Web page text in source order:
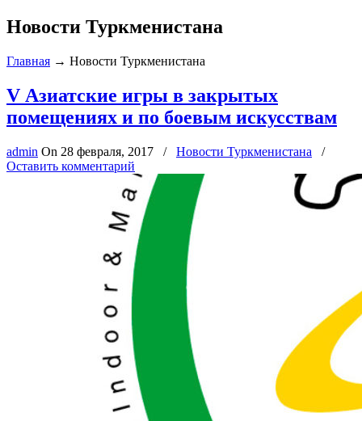
Новости Туркменистана
Главная → Новости Туркменистана
V Азиатские игры в закрытых
помещениях и по боевым искусствам
admin On 28 февраля, 2017 / Новости Туркменистана
/
Оставить комментарий